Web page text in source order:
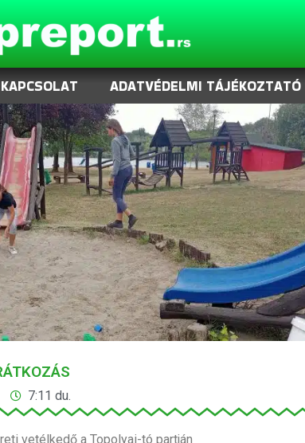
KAPCSOLAT ADATVÉDELMI TÁJÉKOZTATÓ
7:11 du.
vetélkedő a Topolyai-tó partján